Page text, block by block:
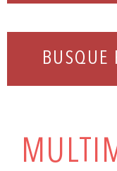
BUSQUE